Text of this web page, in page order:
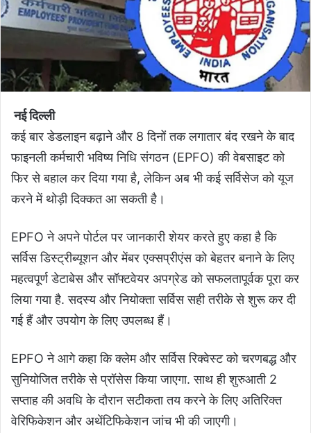
नई दिल्‍ली
कई बार डेडलाइन बढ़ाने और 8 दिनों तक लगातार बंद रखने के बाद
फाइनली कर्मचारी भविष्‍य निधि संगठन (EPFO) की वेबसाइट को
फिर से बहाल कर दिया गया है, लेकिन अब भी कई सर्विसेज को यूज
करने में थोड़ी दिक्‍कत आ सकती है।
EPFO ने अपने पोर्टल पर जानकारी शेयर करते हुए कहा है कि
सर्विस डिस्‍ट्रीब्‍यूशन और मेंबर एक्‍सप्रीएंस को बेहतर बनाने के लिए
महत्‍वपूर्ण डेटाबेस और सॉफ्टवेयर अपग्रेड को सफलतापूर्वक पूरा कर
लिया गया है. सदस्‍य और नियोक्‍ता सर्विस सही तरीके से शुरू कर दी
गई हैं और उपयोग के लिए उपलब्‍ध हैं।
EPFO ने आगे कहा कि क्‍लेम और सर्विस रिक्वेस्‍ट को चरणबद्ध और
सुनियोजित तरीके से प्रॉसेस किया जाएगा. साथ ही शुरुआती 2
सप्ताह की अवधि के दौरान सटीकता तय करने के लिए अतिरिक्त
वेरिफिकेशन और अथेंटिफिकेशन जांच भी की जाएगी।